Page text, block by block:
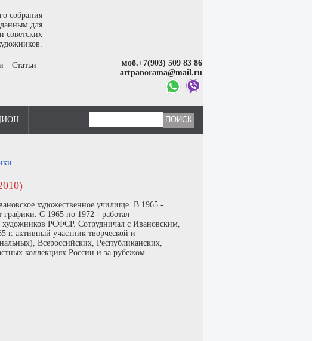
собрания
для
советских
Статьи
моб.+7(903) 509 83 86
artpanorama@mail.ru
художественное училище. В 1965 -
графики. С 1965 по 1972 - работал
художников РСФСР. Сотрудничал с Ивановским,
активный участник творческой и
Всероссийских, Республиканских,
коллекциях России и за рубежом.